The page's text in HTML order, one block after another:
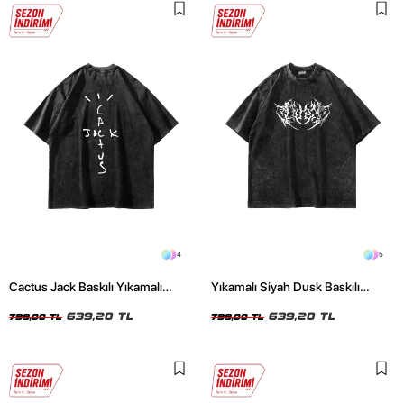
4
Cactus Jack Baskılı Yıkamalı
799,00 TL 639,20 TL
5
Yıkamalı Siyah Dusk Baskılı
799,00 TL 639,20 TL